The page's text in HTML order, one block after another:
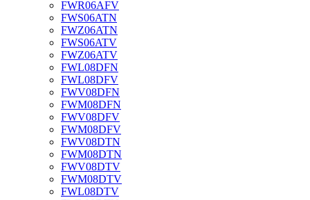
FWR06AFV
FWS06ATN
FWZ06ATN
FWS06ATV
FWZ06ATV
FWL08DFN
FWL08DFV
FWV08DFN
FWM08DFN
FWV08DFV
FWM08DFV
FWV08DTN
FWM08DTN
FWV08DTV
FWM08DTV
FWL08DTV